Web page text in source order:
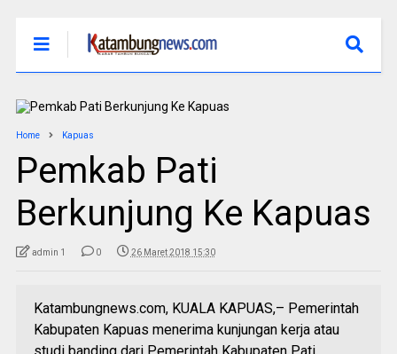
Home Kapuas
Pemkab Pati
Berkunjung Ke Kapuas
admin 1 0 26 Maret 2018 15:30
Katambungnews.com, KUALA KAPUAS,– Pemerintah
Kabupaten Kapuas menerima kunjungan kerja atau